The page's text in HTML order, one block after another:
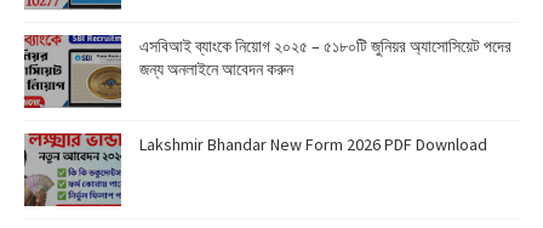
এসবিআই ব্যাংকে নিয়োগ ২০২৫ – ৫১৮০টি জুনিয়র অ্যাসোসিয়েট পদের
জন্য অনলাইনে আবেদন করুন
Lakshmir Bhandar New Form 2026 PDF Download